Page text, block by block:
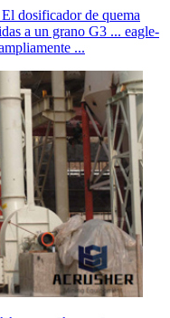
dosificador de quema
a un grano G3 ... eagle-
...